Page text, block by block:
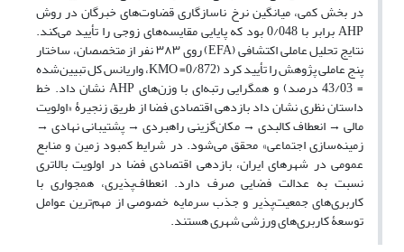
در بخش کمی، میانگین نرخ ناسازگاری قضاوت‌های خبرگان در روش
AHP برابر با 0/048 بود که پایایی مقایسه‌های زوجی را تأیید می‌کند.
نتایج تحلیل عاملی اکتشافی (EFA) روی ۳۸۳ نفر از متخصصان، ساختار
پنج عاملی پژوهش را تأیید کرد (0/872= KMO، واریانس کل تبیین‌شده
= 43/03 درصد) و همگرایی رتبه‌ای با وزن‌های AHP نشان داد. خط
داستان نظری نشان داد بازدهی اقتصادی فضا از طریق زنجیرۀ «اولویت
مالی → انعطاف کالبدی → مکان‌گزینی راهبردی → پشتیبانی نهادی →
زمینه‌سازی اجتماعی» محقق می‌شود. در شرایط کمبود زمین و منابع
عمومی در شهرهای ایران، بازدهی اقتصادی فضا در اولویت بالاتری
نسبت به عدالت فضایی صرف دارد. انعطاف‌پذیری، همجواری با
کاربری‌های جمعیت‌پذیر و جذب سرمایه خصوصی از مهم‌ترین عوامل
توسعۀ کاربری‌های ورزشی شهری هستند.